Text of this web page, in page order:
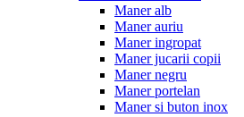
Maner alb
Maner auriu
Maner ingropat
Maner jucarii copii
Maner negru
Maner portelan
Maner si buton inox